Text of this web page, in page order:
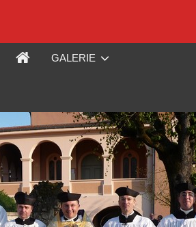
GALERIE